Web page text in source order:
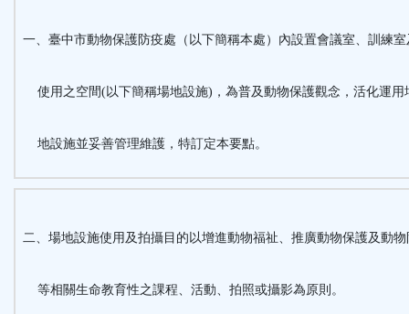
一、臺中市動物保護防疫處（以下簡稱本處）內設置會議室、訓練室
使用之空間(以下簡稱場地設施)，為普及動物保護觀念，活化運用
地設施並妥善管理維護，特訂定本要點。
二、場地設施使用及拍攝目的以增進動物福祉、推廣動物保護及動物
等相關生命教育性之課程、活動、拍照或攝影為原則。